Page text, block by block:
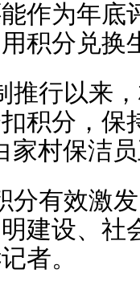
作为年底
积分兑换
推行以来
积分，保
家村保洁
分有效激
建设、社
者。